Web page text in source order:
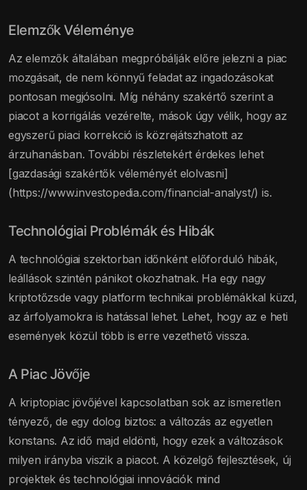
Elemzők Véleménye
Az elemzők általában megpróbálják előre jelezni a piac
mozgásait, de nem könnyű feladat az ingadozásokat
pontosan megjósolni. Míg néhány szakértő szerint a
piacot a korrigálás vezérelte, mások úgy vélik, hogy az
egyszerű piaci korrekció is közrejátszhatott az
árzuhanásban. További részletekért érdekes lehet
[gazdasági szakértők véleményét elolvasni]
(https://www.investopedia.com/financial-analyst/) is.
Technológiai Problémák és Hibák
A technológiai szektorban időnként előforduló hibák,
leállások szintén pánikot okozhatnak. Ha egy nagy
kriptotőzsde vagy platform technikai problémákkal küzd,
az árfolyamokra is hatással lehet. Lehet, hogy az e heti
események közül több is erre vezethető vissza.
A Piac Jövője
A kriptopiac jövőjével kapcsolatban sok az ismeretlen
tényező, de egy dolog biztos: a változás az egyetlen
konstans. Az idő majd eldönti, hogy ezek a változások
milyen irányba viszik a piacot. A közelgő fejlesztések, új
projektek és technológiai innovációk mind